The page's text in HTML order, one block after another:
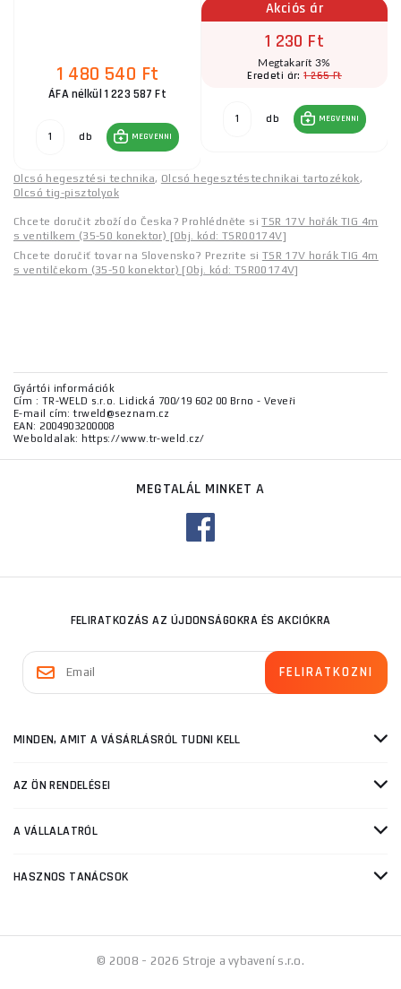
1 480 540 Ft
ÁFA nélkül 1 223 587 Ft
db MEGVENNI
Akciós ár
1 230 Ft
Megtakarít 3%
Eredeti ár:1 265 Ft
db MEGVENNI
Olcsó hegesztési technika, Olcsó hegesztéstechnikai tartozékok,
Olcsó tig-pisztolyok
Chcete doručit zboží do Česka? Prohlédněte siTSR 17V hořák TIG 4m
s ventilkem (35-50 konektor) [Obj. kód: TSR00174V]
Chcete doručiť tovar na Slovensko? Prezrite si TSR 17V horák TIG 4m
s ventilčekom (35-50 konektor) [Obj. kód: TSR00174V]
Gyártói információk
Cím : TR-WELD s.r.o. Lidická 700/19 602 00 Brno - Veveři
E-mail cím: trweld@seznam.cz
EAN: 2004903200008
Weboldalak: https://www.tr-weld.cz/
MEGTALÁL MINKET A
FELIRATKOZÁS AZ ÚJDONSÁGOKRA ÉS AKCIÓKRA
MINDEN, AMIT A VÁSÁRLÁSRÓL TUDNI KELL
AZ ÖN RENDELÉSEI
A VÁLLALATRÓL
HASZNOS TANÁCSOK
© 2008 - 2026 Stroje a vybavení s.r.o.